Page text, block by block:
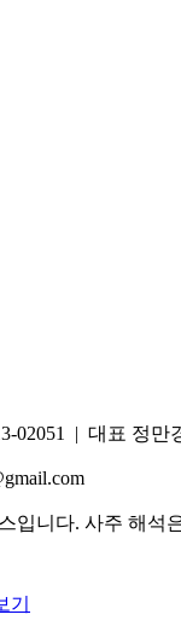
02051 | 대표 정만
입니다. 사주 해
기